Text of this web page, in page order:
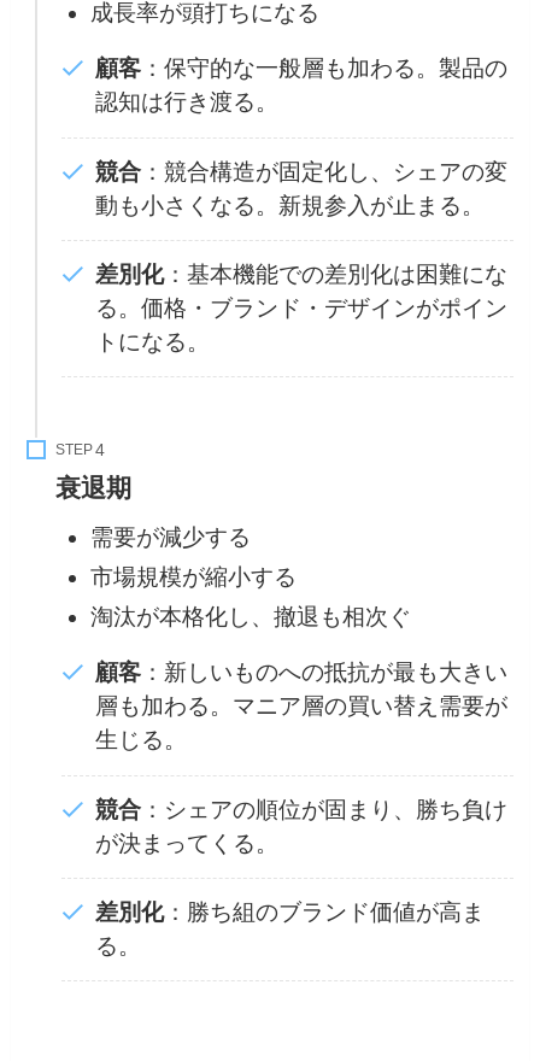
成長率が頭打ちになる
顧客 ：保守的な一般層も加わる。製品の
認知は行き渡る。
競合 ：競合構造が固定化し、シェアの変
動も小さくなる。新規参入が止まる。
差別化：基本機能での差別化は困難にな
る。価格・ブランド・デザインがポイン
トになる。
STEP
衰退期
需要が減少する
市場規模が縮小する
淘汰が本格化し、撤退も相次ぐ
顧客 ：新しいものへの抵抗が最も大きい
層も加わる。マニア層の買い替え需要が
生じる。
競合 ：シェアの順位が固まり、勝ち負け
が決まってくる。
差別化：勝ち組のブランド価値が高ま
る。